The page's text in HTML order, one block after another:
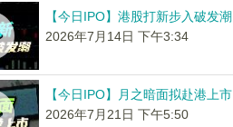
【今日IPO】港股打新步入破发潮
2026年7月14日 下午3:34
【今日IPO】月之暗面拟赴港上市
2026年7月21日 下午5:50